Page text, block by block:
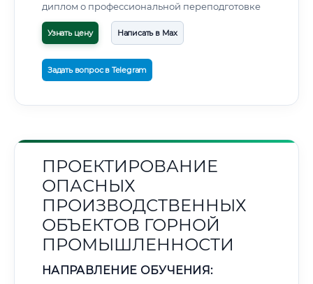
диплом о профессиональной переподготовке
Узнать цену Написать в Max
Задать вопрос в Telegram
ПРОЕКТИРОВАНИЕ
ОПАСНЫХ
ПРОИЗВОДСТВЕННЫХ
ОБЪЕКТОВ ГОРНОЙ
ПРОМЫШЛЕННОСТИ
НАПРАВЛЕНИЕ ОБУЧЕНИЯ: